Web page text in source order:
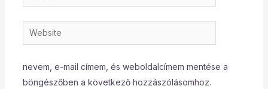
Website
nevem, e-mail címem, és weboldalcímem mentése a
böngészőben a következő hozzászólásomhoz.